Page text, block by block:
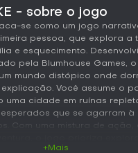
- sobre o jogo
se como um jogo
pessoa, que explora a
e esquecimento.
pela Blumhouse Games,
mundo distópico onde
Você assume o
uma cidade em ruínas
que se agarram à
Com uma mistura de ação,
e furtividade em uma
+Mais